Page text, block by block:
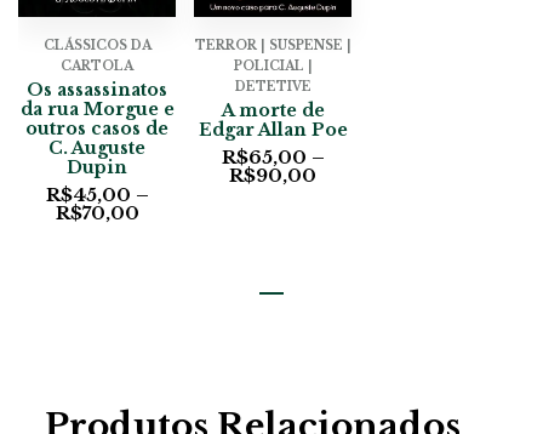
CLÁSSICOS DA
CARTOLA
Os assassinatos
da rua Morgue e
outros casos de
C. Auguste
Dupin
R$45,00 –
R$70,00
TERROR | SUSPENSE |
POLICIAL |
DETETIVE
A morte de
Edgar Allan Poe
R$65,00 –
R$90,00